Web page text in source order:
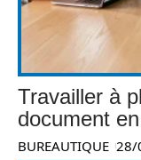
Travailler à
document
BUREAUTIQUE 28/